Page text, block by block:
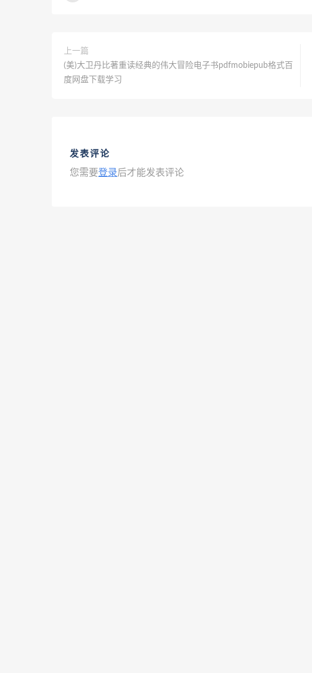
上一篇
(美)大卫丹比著重读经典的伟大冒险电子书pdfmobiepub格式百
度网盘下载学习
发表评论
您需要登录后才能发表评论